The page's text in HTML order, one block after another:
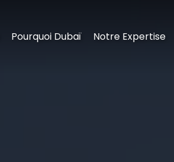
Pourquoi Dubaï Notre Expertise